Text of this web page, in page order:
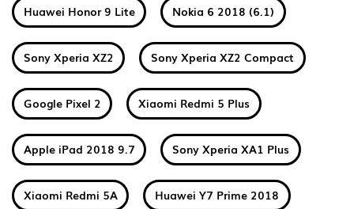
Huawei Honor 9 Lite Nokia 6 2018 (6.1)
Sony Xperia XZ2 Sony Xperia XZ2 Compact
Google Pixel 2 Xiaomi Redmi 5 Plus
Apple iPad 2018 9.7 Sony Xperia XA1 Plus
Xiaomi Redmi 5A Huawei Y7 Prime 2018